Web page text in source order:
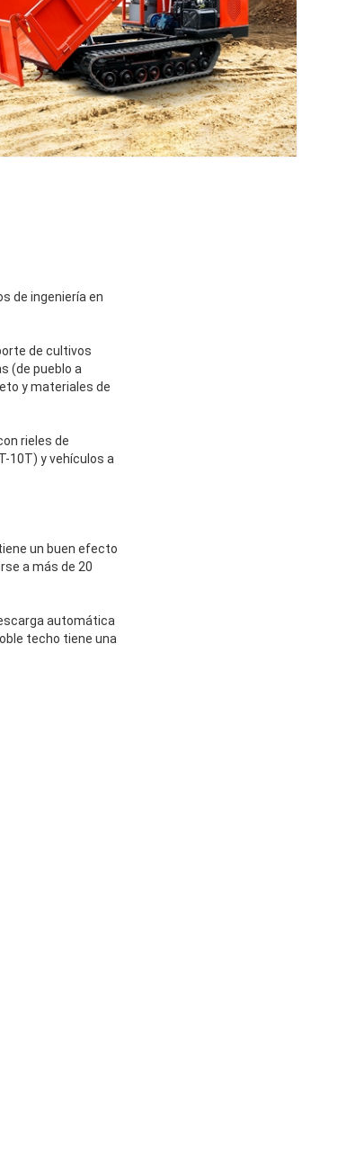
de ingeniería en
de cultivos
(de pueblo a
y materiales de
rieles de
10T) y vehículos a
un buen efecto
a más de 20
automática
techo tiene una